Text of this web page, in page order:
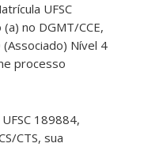
UFSC
no DGMT/CCE,
Nível 4
processo
189884,
CTS, sua